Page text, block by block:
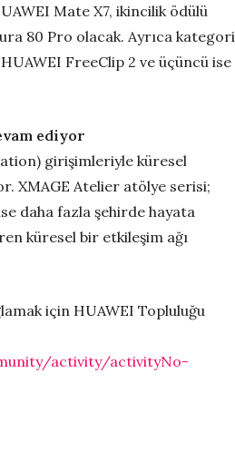
Mate X7, ikincilik ödülü
80 Pro olacak. Ayrıca kategori
FreeClip 2 ve üçüncü ise
ediyor
girişimleriyle küresel
XMAGE Atelier atölye serisi;
daha fazla şehirde hayata
küresel bir etkileşim ağı
için HUAWEI Topluluğu
activity/activityNo-